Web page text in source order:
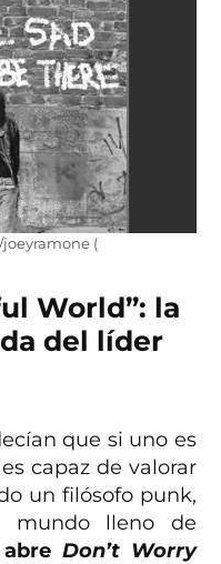
joeyramone (
World”: la
del líder
que si uno es
capaz de valorar
un filósofo punk,
mundo lleno de
abre Don’t Worry